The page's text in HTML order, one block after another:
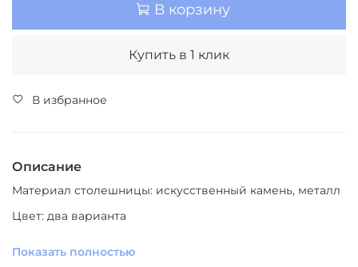
В корзину
Купить в 1 клик
В избранное
Описание
Материал столешницы: искусственный камень, металл
Цвет: два варианта
Показать полностью